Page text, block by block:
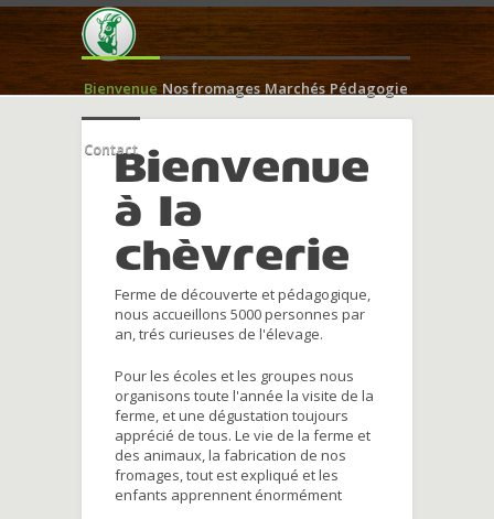
Bienvenue Nos fromages Marchés Pédagogie
ContactBienvenue
à la
chèvrerie
Ferme de découverte et pédagogique,
nous accueillons 5000 personnes par
an, trés curieuses de l'élevage.
Pour les écoles et les groupes nous
organisons toute l'année la visite de la
ferme, et une dégustation toujours
apprécié de tous. Le vie de la ferme et
des animaux, la fabrication de nos
fromages, tout est expliqué et les
enfants apprennent énormément